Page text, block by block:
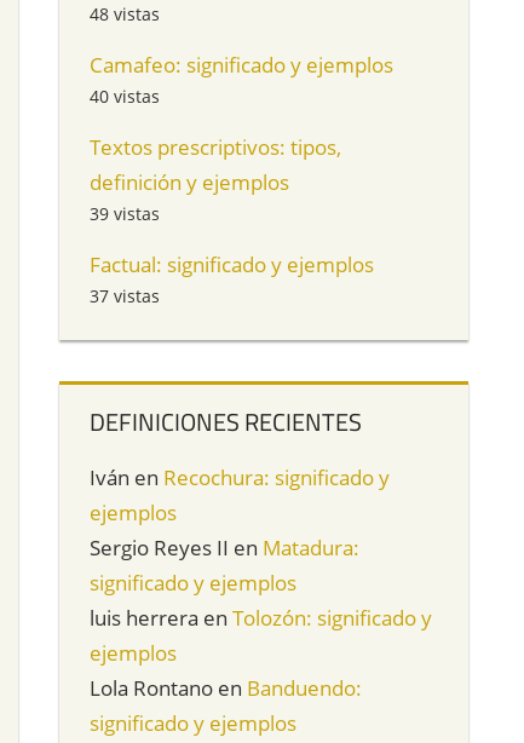
48 vistas
Camafeo: significado y ejemplos
40 vistas
Textos prescriptivos: tipos,
definición y ejemplos
39 vistas
Factual: significado y ejemplos
37 vistas
DEFINICIONES RECIENTES
Iván en Recochura: significado y
ejemplos
Sergio Reyes II en Matadura:
significado y ejemplos
luis herrera enTolozón: significado y
ejemplos
Lola Rontano en Banduendo:
significado y ejemplos